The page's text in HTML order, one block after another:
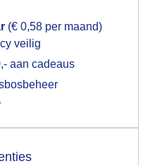
(€ 0,58 per maand)
veilig
aan cadeaus
op hebt gegeven,
uit je browser waarin
de popup